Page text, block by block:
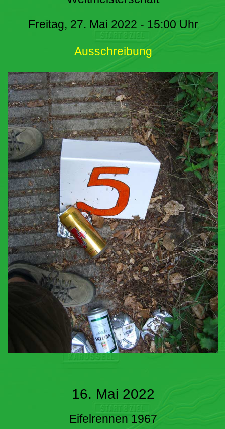
Freitag, 27. Mai 2022 - 15:00 Uhr
Ausschreibung
16. Mai 2022
Eifelrennen 1967